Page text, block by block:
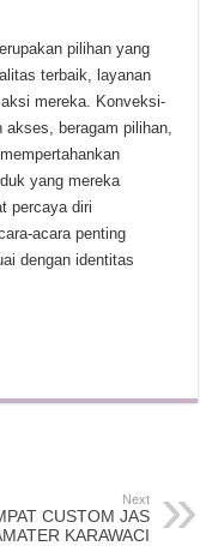
pilihan yang
terbaik, layanan
mereka. Konveksi-
akses, beragam pilihan,
yang mereka
percaya diri
acara penting
dengan identitas
Next
CUSTOM JAS
KARAWACI